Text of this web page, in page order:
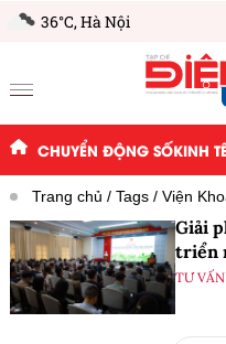
36°C,Hà Nội
CHUYỂN ĐỘNG SỐKINH
Trang chủ Tags Viện
Giải
triển
TƯ